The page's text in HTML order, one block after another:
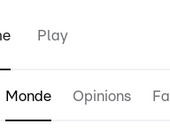
Play
Monde Opinions